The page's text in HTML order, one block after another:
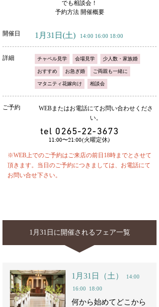
でも相談会！
予約方法 開催概要
開催日 1月31日 (土) 14:00 16:00 18:00
詳細 チャペル見学 会場見学 少人数・家族婚
おすすめ お急ぎ婚 ご両親も一緒に
マタニティ花嫁向け 相談会
ご予約
WEBまたはお電話にてお問い合わせくださ
い。
tel 0265-22-3673
11:00〜21:00(火曜定休)
※WEB上でのご予約はご来店の前日18時までとさせて
頂きます。当日のご予約につきましては、お電話にて
お問い合せ下さい。
1月31日に開催されるフェア一覧
1月31日（土）
14:00
16:00
18:00
何から始めてどこから